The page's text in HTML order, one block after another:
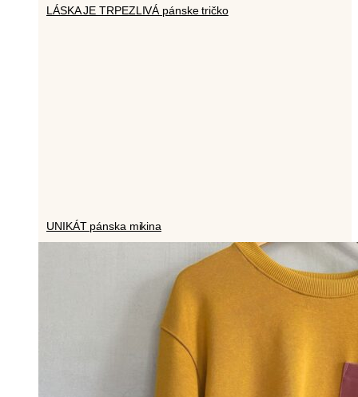
LÁSKA JE TRPEZLIVÁ pánske tričko
UNIKÁT pánska mikina